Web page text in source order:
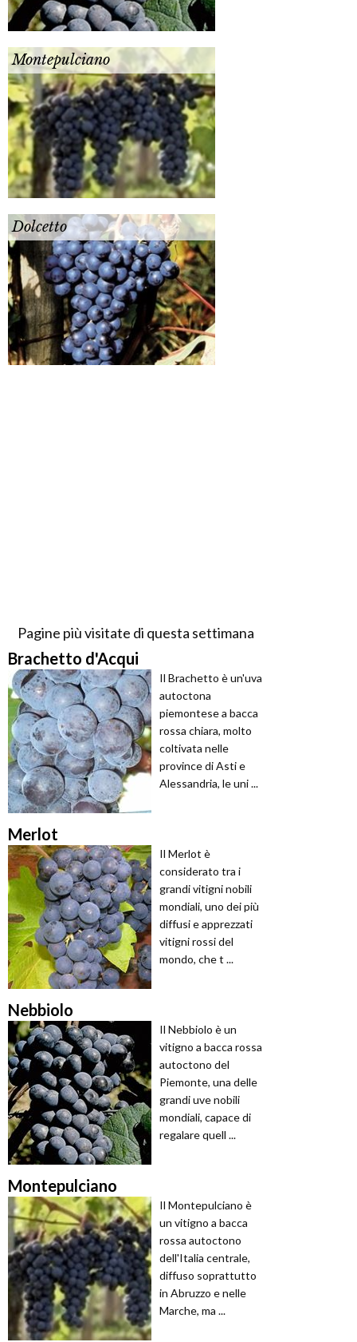
Montepulciano
Dolcetto
Pagine più visitate di questa settimana
Brachetto d'Acqui
Il Brachetto è un'uva
autoctona
piemontese a bacca
rossa chiara, molto
coltivata nelle
province di Asti e
Alessandria, le uni ...
Merlot
Il Merlot è
considerato tra i
grandi vitigni nobili
mondiali, uno dei più
diffusi e apprezzati
vitigni rossi del
mondo, che t ...
Nebbiolo
Il Nebbiolo è un
vitigno a bacca rossa
autoctono del
Piemonte, una delle
grandi uve nobili
mondiali, capace di
regalare quell ...
Montepulciano
Il Montepulciano è
un vitigno a bacca
rossa autoctono
dell'Italia centrale,
diffuso soprattutto
in Abruzzo e nelle
Marche, ma ...